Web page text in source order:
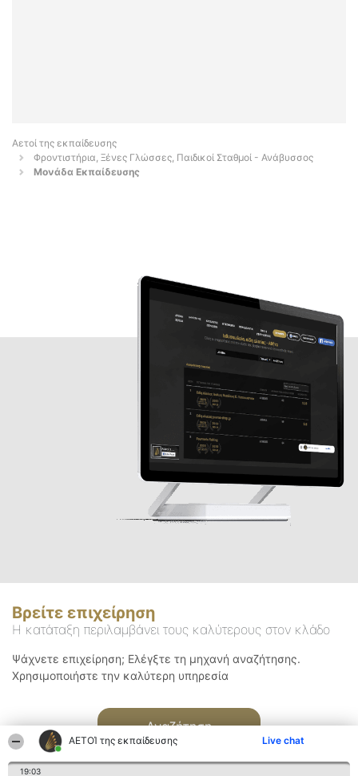
ΑΕΤΟΊ της εκπαίδευσης Live chat
19:03
Αετοί της εκπαίδευσης
Φροντιστήρια, Ξένες Γλώσσες, Παιδικοί Σταθμοί - Ανάβυσσος
Μονάδα Εκπαίδευσης
Βρείτε επιχείρηση
Η κατάταξη περιλαμβάνει τους καλύτερους στον κλάδο
Ψάχνετε επιχείρηση; Ελέγξτε τη μηχανή αναζήτησης.
Χρησιμοποιήστε την καλύτερη υπηρεσία
Αναζήτηση